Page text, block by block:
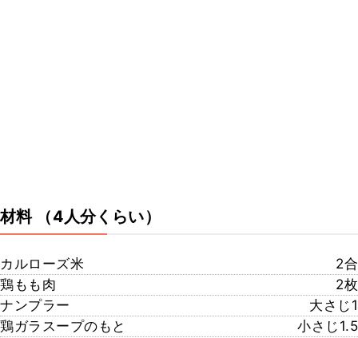
材料 （4人分くらい）
カルローズ米
2合
鶏もも肉
2枚
ナンプラー
大さじ1
鶏ガラスープのもと
小さじ1.5